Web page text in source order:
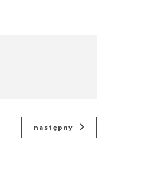
następny